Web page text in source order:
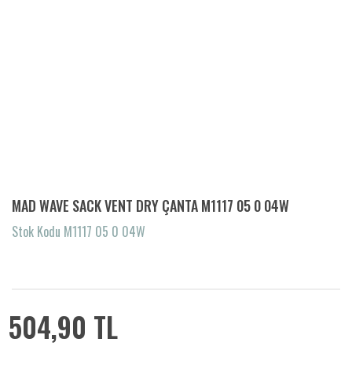
MAD WAVE SACK VENT DRY ÇANTA M1117 05 0 04W
Stok Kodu M1117 05 0 04W
504,90 TL